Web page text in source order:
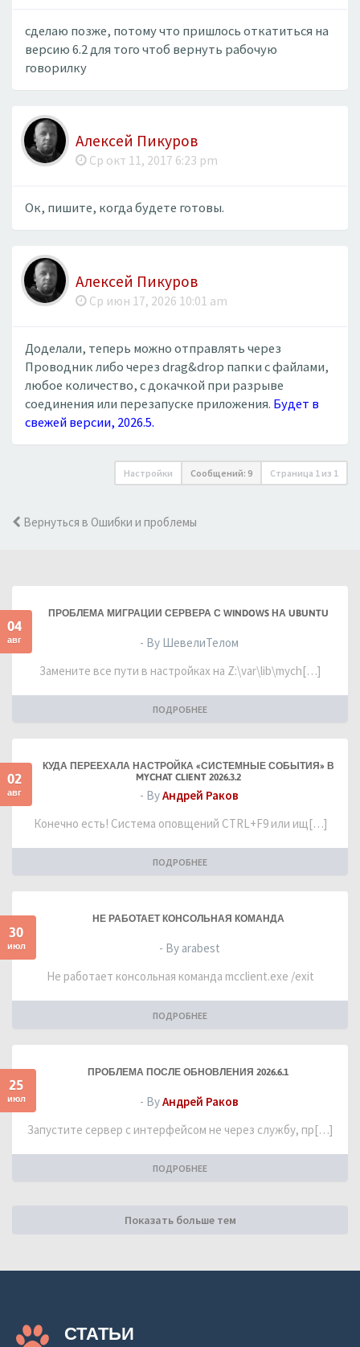
сделаю позже, потому что пришлось откатиться на
версию 6.2 для того чтоб вернуть рабочую
говорилку
Алексей Пикуров
Ср окт 11, 2017 6:23 pm
Ок, пишите, когда будете готовы.
Алексей Пикуров
Ср июн 17, 2026 10:01 am
Доделали, теперь можно отправлять через
Проводник либо через drag&drop папки с файлами,
любое количество, с докачкой при разрыве
соединения или перезапуске приложения. Будет в
свежей версии, 2026.5.
Настройки Сообщений: 9 Страница 1 из 1
Вернуться в Ошибки и проблемы
04
авг
ПРОБЛЕМА МИГРАЦИИ СЕРВЕРА С WINDOWS НА UBUNTU
- By ШевелиТелом
Замените все пути в настройках на Z:\var\lib\mych[…]
ПОДРОБНЕЕ
02
авг
КУДА ПЕРЕЕХАЛА НАСТРОЙКА «СИСТЕМНЫЕ СОБЫТИЯ» В
MYCHAT CLIENT 2026.3.2
- ByАндрей Раков
Конечно есть! Система оповщений CTRL+F9 или ищ[…]
ПОДРОБНЕЕ
30
июл
НЕ РАБОТАЕТ КОНСОЛЬНАЯ КОМАНДА
- By arabest
Не работает консольная команда mcclient.exe /exit
ПОДРОБНЕЕ
25
июл
ПРОБЛЕМА ПОСЛЕ ОБНОВЛЕНИЯ 2026.6.1
- ByАндрей Раков
Запустите сервер с интерфейсом не через службу, пр[…]
ПОДРОБНЕЕ
Показать больше тем
СТАТЬИ